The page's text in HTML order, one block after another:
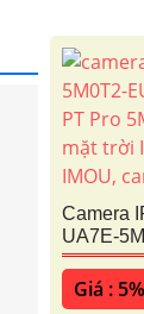
Camera
UA7E-
Giá :